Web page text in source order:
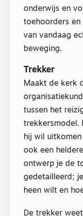
onderwijs en
toehoorders en
van vandaag
beweging.
Trekker
Maakt de kerk
tussen het
trekkersmodel.
hij wil
ook een
ontwerp je de
gedetailleerd;
heen wilt en
De trekker